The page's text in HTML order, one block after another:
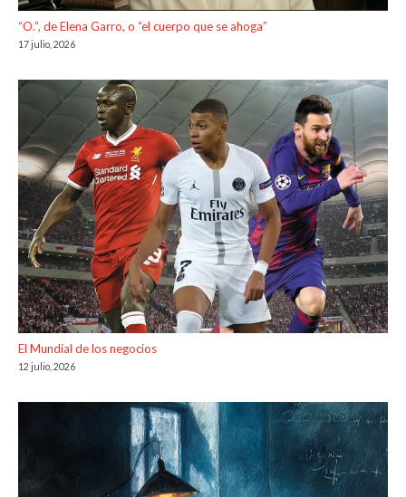
“O.”, de Elena Garro, o “el cuerpo que se ahoga”
17 julio, 2026
El Mundial de los negocios
12 julio, 2026